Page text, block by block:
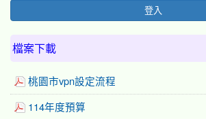
登入
檔案下載
桃園市vpn設定流程
114年度預算